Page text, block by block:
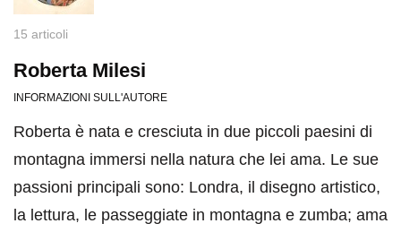
15 articoli
Roberta Milesi
INFORMAZIONI SULL'AUTORE
Roberta è nata e cresciuta in due piccoli paesini di
montagna immersi nella natura che lei ama. Le sue
passioni principali sono: Londra, il disegno artistico,
la lettura, le passeggiate in montagna e zumba; ama